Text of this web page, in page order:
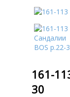
161-
30